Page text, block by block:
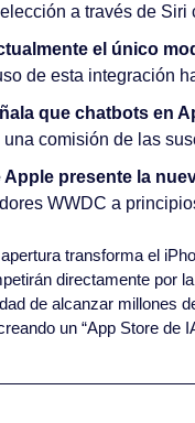
a través de Siri
el único
de esta integración
que chatbots en
comisión de las
Apple presente la
WWDC a
transforma el
directamente por
de alcanzar millones
un “App Store